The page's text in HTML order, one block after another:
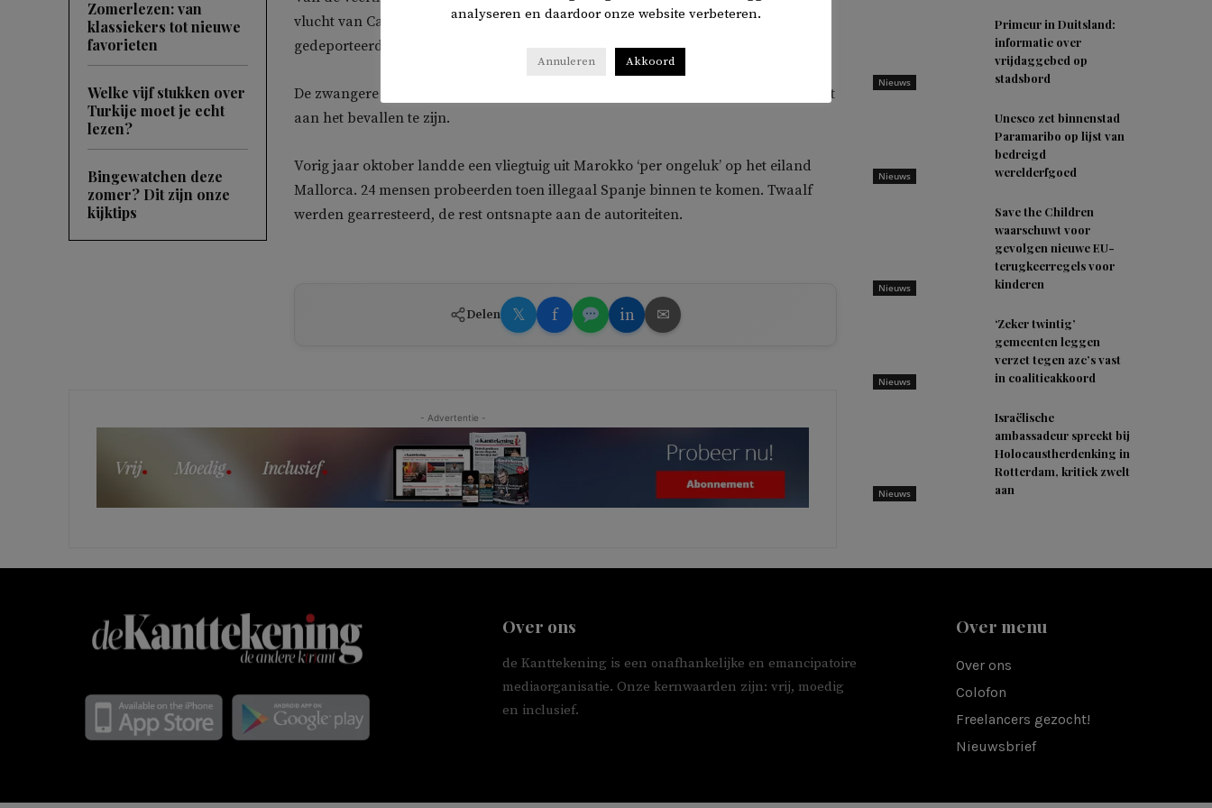
Zomerlezen: van
klassiekers tot nieuwe
favorieten
Welke vijf stukken over
Turkije moet je echt
lezen?
Bingewatchen deze
zomer? Dit zijn onze
kijktips
vlucht van Casablanca naartoe ging. Negen personen worden naar Marokko
gedeporteerd.
De zwangere vrouw werd meteen naar het ziekenhuis gebracht, maar ze bleek niet
aan het bevallen te zijn.
Vorig jaar oktober landde een vliegtuig uit Marokko ‘per ongeluk’ op het eiland
Mallorca. 24 mensen probeerden toen illegaal Spanje binnen te komen. Twaalf
werden gearresteerd, de rest ontsnapte aan de autoriteiten.
Delen 𝕏 f in ✉
- Advertentie -
Nieuws
Primeur in Duitsland:
informatie over
vrijdaggebed op
stadsbord
Nieuws
Unesco zet binnenstad
Paramaribo op lijst van
bedreigd
werelderfgoed
Nieuws
Save the Children
waarschuwt voor
gevolgen nieuwe EU-
terugkeerregels voor
kinderen
Nieuws
‘Zeker twintig’
gemeenten leggen
verzet tegen azc’s vast
in coalitieakkoord
Nieuws
Israëlische
ambassadeur spreekt bij
Holocaustherdenking in
Rotterdam, kritiek zwelt
aan
Over ons
de Kanttekening is een onafhankelijke en emancipatoire
mediaorganisatie. Onze kernwaarden zijn: vrij, moedig
en inclusief.
Over menu
Over ons
Colofon
Freelancers gezocht!
Nieuwsbrief
analyseren en daardoor onze website verbeteren.
Annuleren Akkoord